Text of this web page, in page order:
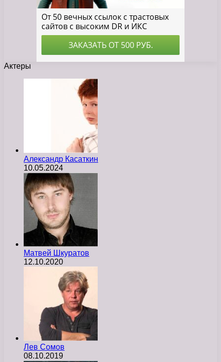
Актеры
Александр Касаткин
10.05.2024
Матвей Шкуратов
12.10.2020
Лев Сомов
08.10.2019